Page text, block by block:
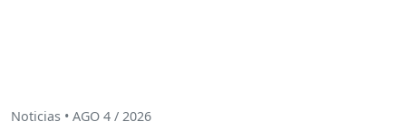
Noticias • AGO 4 / 2026